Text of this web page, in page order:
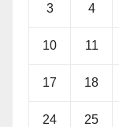
3 4
10 11
17 18
24 25